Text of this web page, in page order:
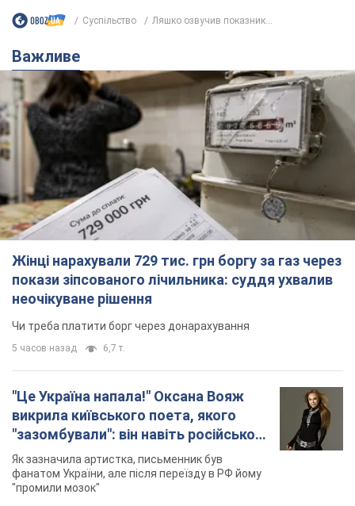
Жінці нарахували 729 тис. грн боргу за газ через
покази зіпсованого лічильника: суддя ухвалив
неочікуване рішення
Чи треба платити борг через донарахування
5 часов назад 6,7 т.
"Це Україна напала!" Оксана Вояж
викрила київського поета, якого
"зазомбували": він навіть російської
не знав, а тепер хоче геноциду
Як зазначила артистка, письменник був
"промили мозок"
3 часа назад 4,1 т.
"Був знесилений": в Україні врятували
пораненого грифа, який обрав для
себе нетиповий маршрут. Фото
Травмованого птаха виявили на межі Київщині
та Черкащини